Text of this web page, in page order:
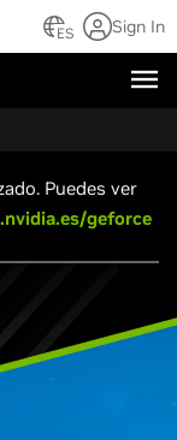
ES Sign In
Puedes ver
geforce